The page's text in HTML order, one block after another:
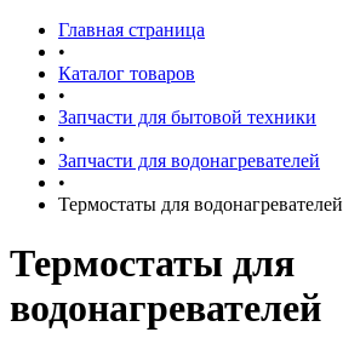
Главная страница
•
Каталог товаров
•
Запчасти для бытовой техники
•
Запчасти для водонагревателей
•
Термостаты для водонагревателей
Термостаты для
водонагревателей